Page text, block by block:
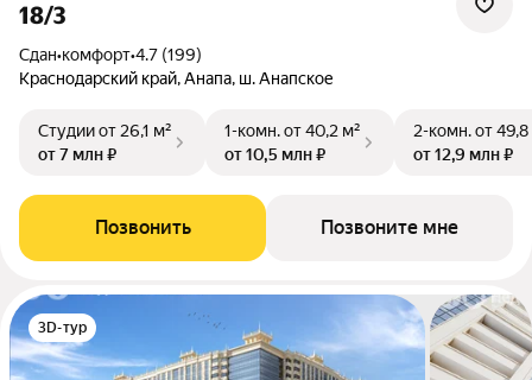
18/3
Сдан•комфорт•4.7 (199)
Краснодарский край, Анапа, ш. Анапское
Студииот 26,1 м²
от 7 млн ₽
1-комн.от 40,2 м²
от 10,5 млн ₽
2-комн.от 49,8
от 12,9 млн ₽
Позвонить Позвоните мне
3D-тур